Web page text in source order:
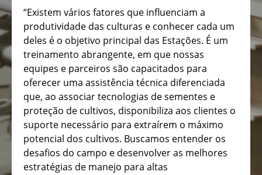
“Existem vários fatores que influenciam a
produtividade das culturas e conhecer cada um
deles é o objetivo principal das Estações. É um
treinamento abrangente, em que nossas
equipes e parceiros são capacitados para
oferecer uma assistência técnica diferenciada
que, ao associar tecnologias de sementes e
proteção de cultivos, disponibiliza aos clientes o
suporte necessário para extraírem o máximo
potencial dos cultivos. Buscamos entender os
desafios do campo e desenvolver as melhores
estratégias de manejo para altas